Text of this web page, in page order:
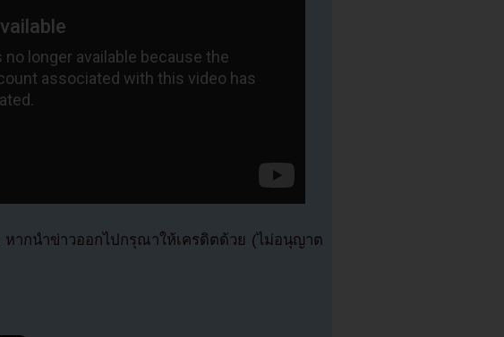
หากนำข่าวออกไปกรุณาให้เครดิตด้วย (ไม่อนุญาต